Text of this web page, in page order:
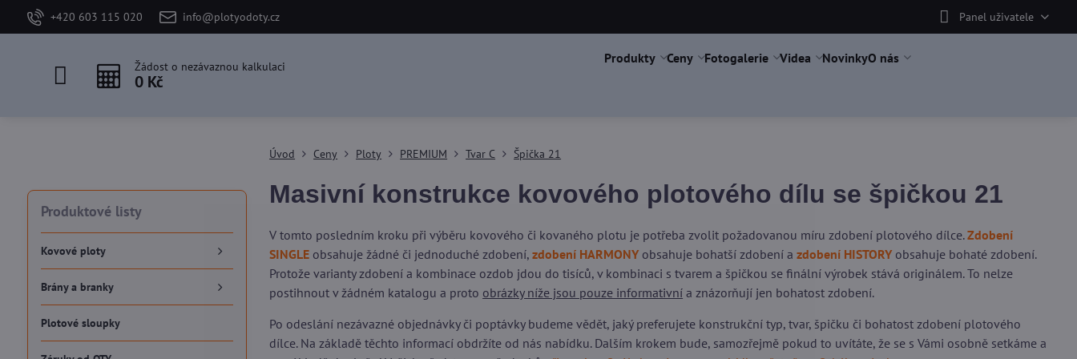
+420 603 115 020 info@plotyodoty.cz Panel uživatele
Žádost o nezávaznou kalkulaci
0 Kč
Produkty Ceny Fotogalerie Videa NovinkyO nás
Úvod Ceny Ploty PREMIUM Tvar C Špička 21
Masivní konstrukce kovového plotového dílu se špičkou 21
V tomto posledním kroku při výběru kovového či kovaného plotu je potřeba zvolit požadovanou míru zdobení plotového dílce.Zdobení
SINGLE obsahuje žádné či jednoduché zdobení,zdobení HARMONYobsahuje bohatší zdobení a zdobení HISTORYobsahuje bohaté zdobení.
Protože varianty zdobení a kombinace ozdob jdou do tisíců, v kombinaci s tvarem a špičkou se finální výrobek stává originálem. To nelze
postihnout v žádném katalogu a proto obrázky níže jsou pouze informativní a znázorňují jen bohatost zdobení.
Po odeslání nezávazné objednávky či poptávky budeme vědět, jaký preferujete konstrukční typ, tvar, špičku či bohatost zdobení plotového
dílce. Na základě těchto informací obdržíte od nás nabídku. Dalším krokem bude, samozřejmě pokud to uvítáte, že se s Vámi osobně setkáme a
Produktové listy
Kovové ploty
Brány a branky
Plotové sloupky